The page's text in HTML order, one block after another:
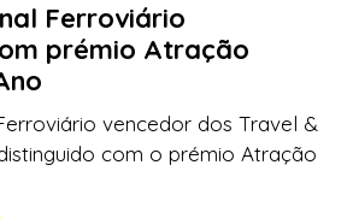
Ferroviário
prémio Atração
vencedor dos Travel &
com o prémio Atração